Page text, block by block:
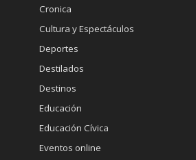
Cronica
Cultura y Espectáculos
Deportes
Destilados
Destinos
Educación
Educación Cívica
Eventos online